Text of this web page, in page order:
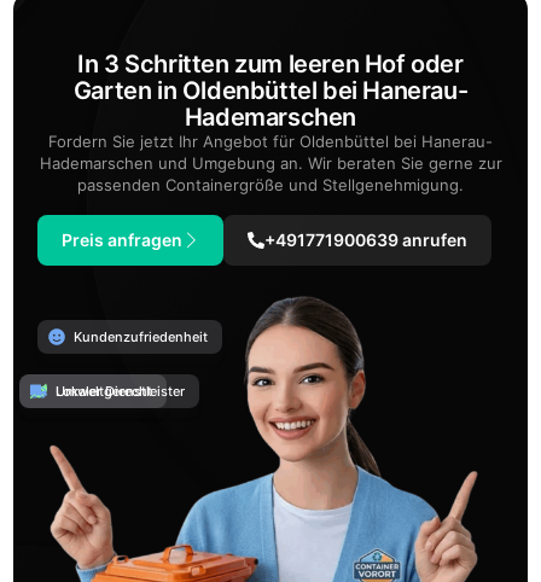
In 3 Schritten zum leeren Hof oder
Garten in Oldenbüttel bei Hanerau-
Hademarschen
Fordern Sie jetzt Ihr Angebot für Oldenbüttel bei Hanerau-
Hademarschen und Umgebung an. Wir beraten Sie gerne zur
passenden Containergröße und Stellgenehmigung.
Preis anfragen +491771900639 anrufen
Kundenzufriedenheit
Umweltgerecht
Lokaler Dienstleister